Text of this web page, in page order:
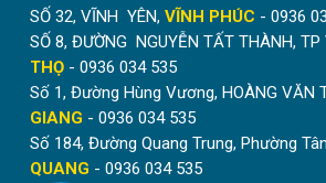
SỐ 32, VĨNH YÊN, VĨNH PHÚC - 0936
SỐ 8, ĐƯỜNG NGUYỄN TẤT THÀNH, TP
THỌ - 0936 034 535
Số 1, Đường Hùng Vương, HOÀNG VĂN
GIANG - 0936 034 535
Số 184, Đường Quang Trung, Phường
QUANG - 0936 034 535